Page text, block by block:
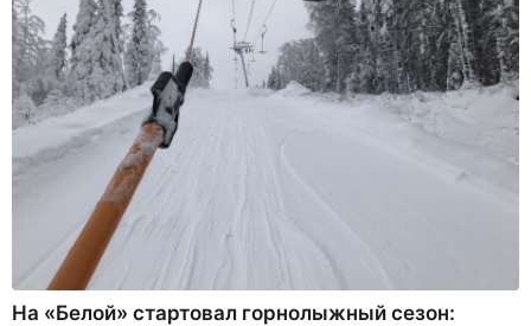
На «Белой» стартовал горнолыжный сезон: